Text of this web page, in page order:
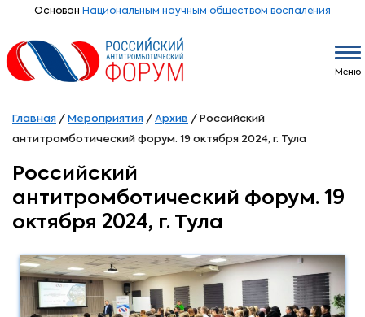
Основан Национальным научным обществом воспаления
Меню
Главная / Мероприятия / Архив / Российский
антитромботический форум. 19 октября 2024, г. Тула
Российский
антитромботический форум. 19
октября 2024, г. Тула